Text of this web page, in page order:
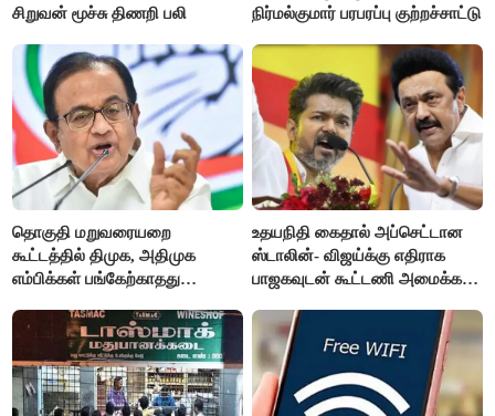
சிறுவன் மூச்சு திணறி பலி
நிர்மல்குமார் பரபரப்பு குற்றச்சாட்டு
தொகுதி மறுவரையறை
கூட்டத்தில் திமுக, அதிமுக
எம்பிக்கள் பங்கேற்காதது
உதயநிதி கைதால் அப்செட்டான
ஸ்டாலின்- விஜய்க்கு எதிராக
பாஜகவுடன் கூட்டணி அமைக்க